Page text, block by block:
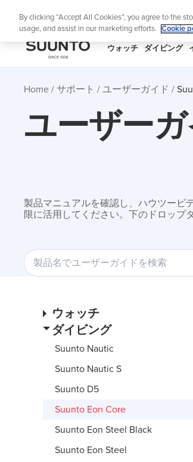
SUUNTO
ウォッチ ダイビング
Home サポート ユーザーガイド
ユーザーガ
製品マニュアルを確認し、ハウツービ
限に活用してください。下のドロップ
ウォッチ
ダイビング
Suunto Nautic
Suunto Nautic S
Suunto D5
Suunto Eon Core
Suunto Eon Steel Black
Suunto Eon Steel
By clicking “Accept All Cookies”, you agree to the
usage, and assist in our marketing efforts.
Cookie